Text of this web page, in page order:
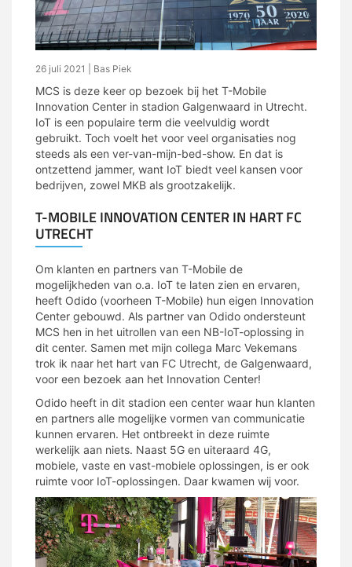
26 juli 2021 | Bas Piek
MCS is deze keer op bezoek bij het T-Mobile
Innovation Center in stadion Galgenwaard in Utrecht.
IoT is een populaire term die veelvuldig wordt
gebruikt. Toch voelt het voor veel organisaties nog
steeds als een ver-van-mijn-bed-show. En dat is
ontzettend jammer, want IoT biedt veel kansen voor
bedrijven, zowel MKB als grootzakelijk.
T-MOBILE INNOVATION CENTER IN HART FC
UTRECHT
Om klanten en partners van T-Mobile de
mogelijkheden van o.a. IoT te laten zien en ervaren,
heeft Odido (voorheen T-Mobile) hun eigen Innovation
Center gebouwd. Als partner van Odido ondersteunt
MCS hen in het uitrollen van een NB-IoT-oplossing in
dit center. Samen met mijn collega Marc Vekemans
trok ik naar het hart van FC Utrecht, de Galgenwaard,
voor een bezoek aan het Innovation Center!
Odido heeft in dit stadion een center waar hun klanten
en partners alle mogelijke vormen van communicatie
kunnen ervaren. Het ontbreekt in deze ruimte
werkelijk aan niets. Naast 5G en uiteraard 4G,
mobiele, vaste en vast-mobiele oplossingen, is er ook
ruimte voor IoT-oplossingen. Daar kwamen wij voor.